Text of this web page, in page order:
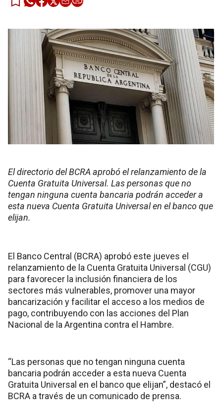
El directorio del BCRA aprobó el relanzamiento de la
Cuenta Gratuita Universal. Las personas que no
tengan ninguna cuenta bancaria podrán acceder a
esta nueva Cuenta Gratuita Universal en el banco que
elijan.
El Banco Central (BCRA) aprobó este jueves el
relanzamiento de la Cuenta Gratuita Universal (CGU)
para favorecer la inclusión financiera de los
sectores más vulnerables, promover una mayor
bancarización y facilitar el acceso a los medios de
pago, contribuyendo con las acciones del Plan
Nacional de la Argentina contra el Hambre.
“Las personas que no tengan ninguna cuenta
bancaria podrán acceder a esta nueva Cuenta
Gratuita Universal en el banco que elijan”, destacó el
BCRA a través de un comunicado de prensa.